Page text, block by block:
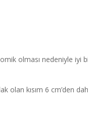
olması nedeniyle iyi
olan kısım 6 cm’den